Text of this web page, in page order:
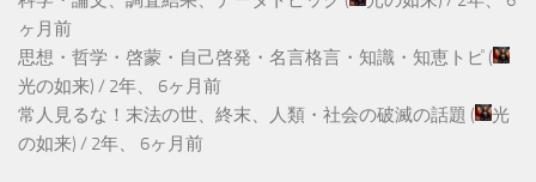
ヶ月前
思想・哲学・啓蒙・自己啓発・名言格言・知識・知恵トピ (
光の如来) / 2年、 6ヶ月前
常人見るな！末法の世、終末、人類・社会の破滅の話題 (
光
の如来) / 2年、 6ヶ月前